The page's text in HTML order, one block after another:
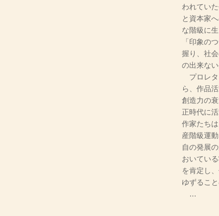
われてい
と資本家
な階級に
「印象の
握り、社
の出来な
プロレタ
ら、作品
創造力の
正時代に
作家たち
産階級運
自の発展
おいてい
を肯定し
ゆずるこ
…